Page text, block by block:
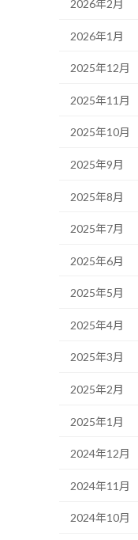
2026年2月
2026年1月
2025年12月
2025年11月
2025年10月
2025年9月
2025年8月
2025年7月
2025年6月
2025年5月
2025年4月
2025年3月
2025年2月
2025年1月
2024年12月
2024年11月
2024年10月